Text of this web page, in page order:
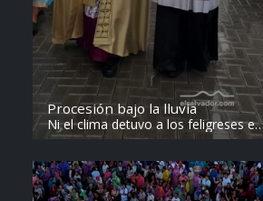
Procesión bajo la lluvia
Ni el clima detuvo a los feligreses en
el recorrido del Divino Salvador del
Steven Anzora